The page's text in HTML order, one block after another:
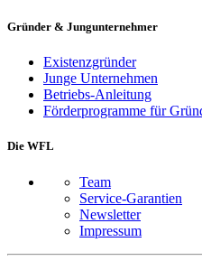
Gründer & Jungunternehmer
Existenzgründer
Junge Unternehmen
Betriebs-Anleitung
Förderprogramme für
Die WFL
Team
Service-Garantien
Newsletter
Impressum